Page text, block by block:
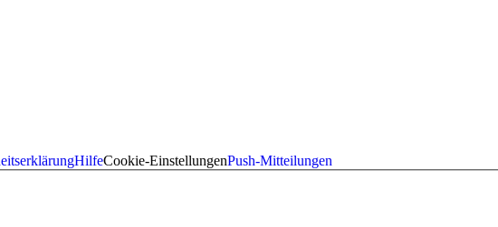
HilfeCookie-EinstellungenPush-Mitteilungen